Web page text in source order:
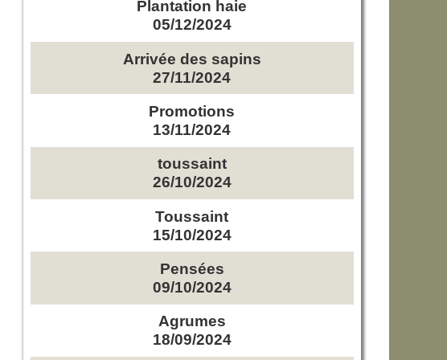
Plantation haie
05/12/2024
Arrivée des sapins
27/11/2024
Promotions
13/11/2024
toussaint
26/10/2024
Toussaint
15/10/2024
Pensées
09/10/2024
Agrumes
18/09/2024